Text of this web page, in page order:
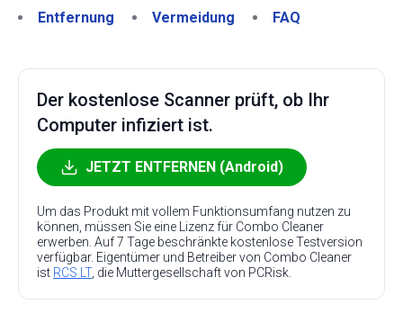
Entfernung
Vermeidung FAQ
Der kostenlose Scanner prüft, ob Ihr
Computer infiziert ist.
JETZT ENTFERNEN (Android)
Um das Produkt mit vollem Funktionsumfang nutzen zu
können, müssen Sie eine Lizenz für Combo Cleaner
erwerben. Auf 7 Tage beschränkte kostenlose Testversion
verfügbar. Eigentümer und Betreiber von Combo Cleaner
ist RCS LT, die Muttergesellschaft von PCRisk.